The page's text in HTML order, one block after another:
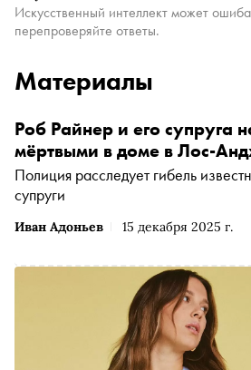
Искусственный интеллект может
перепроверяйте ответы.
Материалы
Иван Адоньев 15 декабря 2025 г.
Роб Райнер и его супруга
мёртвыми в доме в Лос-
Полиция расследует гибель
супруги